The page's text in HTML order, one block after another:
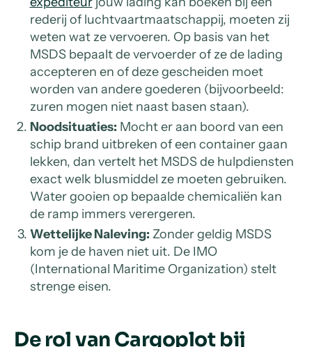
rederij of luchtvaartmaatschappij, moeten zij
weten wat ze vervoeren. Op basis van het
MSDS bepaalt de vervoerder of ze de lading
accepteren en of deze gescheiden moet
worden van andere goederen (bijvoorbeeld:
zuren mogen niet naast basen staan).
Noodsituaties: Mocht er aan boord van een
schip brand uitbreken of een container gaan
lekken, dan vertelt het MSDS de hulpdiensten
exact welk blusmiddel ze moeten gebruiken.
Water gooien op bepaalde chemicaliën kan
de ramp immers verergeren.
Wettelijke Naleving: Zonder geldig MSDS
kom je de haven niet uit. De IMO
(International Maritime Organization) stelt
strenge eisen.
De rol van Cargoplot bij